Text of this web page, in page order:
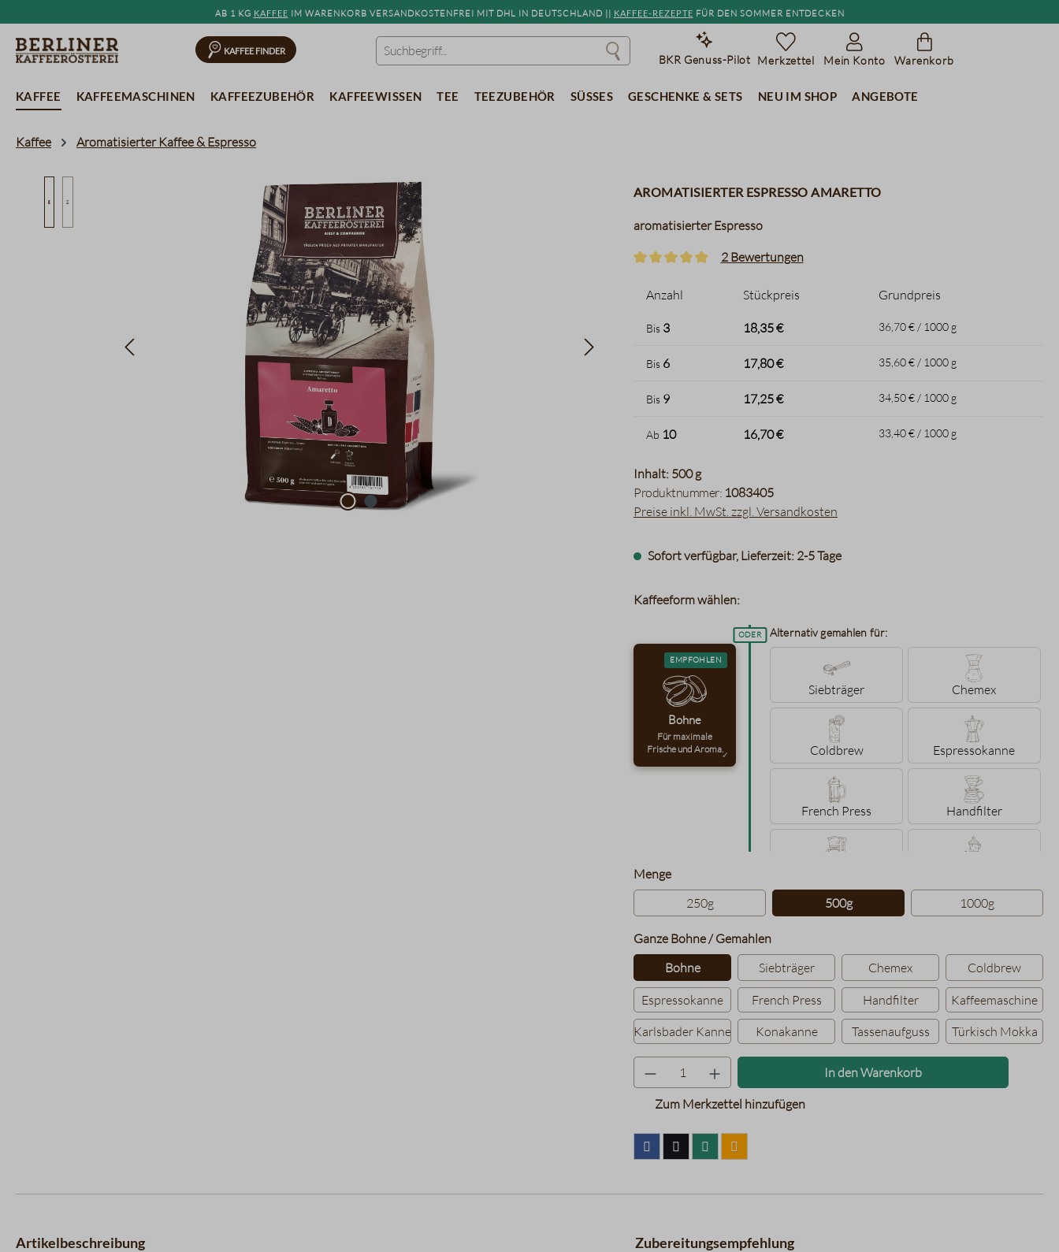
Zur Hauptnavigation springenAb 1 kg Kaffee im Warenkorb versandkostenfrei mit DHL in Deutschland || Kaffee-Rezepte für den Sommer entdecken
Kaffee Finder
BKR Genuss-Pilot Merkzettel Mein Konto Warenkorb
Kaffee Kaffeemaschinen Kaffeezubehör Kaffeewissen Tee Teezubehör Süßes Geschenke & Sets Neu im Shop Angebote
Kaffee Aromatisierter Kaffee & Espresso
aromatisierter Espresso Amaretto
aromatisierter Espresso
2 Bewertungen
Anzahl Stückpreis Grundpreis
Bis 3 18,35 € 36,70 € / 1000 g
Bis 6 17,80 € 35,60 € / 1000 g
Bis 9 17,25 € 34,50 € / 1000 g
Ab 10 16,70 € 33,40 € / 1000 g
Inhalt: 500 g
Produktnummer: 1083405
Preise inkl. MwSt. zzgl. Versandkosten
Sofort verfügbar, Lieferzeit: 2-5 Tage
Kaffeeform wählen:
Bohne
Für maximale
Frische und Aroma.
EMPFOHLEN
Alternativ gemahlen für:
Siebträger Chemex
Coldbrew Espressokanne
French Press Handfilter
Türkisch Mokka
Mengeauswählen
250g
500g 1000g
Ganze Bohne / Gemahlenauswählen
Bohne
Siebträger Chemex Coldbrew
Espressokanne French Press Handfilter
Kaffeemaschine
Karlsbader Kanne
Konakanne Tassenaufguss Türkisch Mokka
Produkt Anzahl: Gib den gewünschten
In den Warenkorb
Zum Merkzettel hinzufügen
Artikelbeschreibung
Zubereitungsempfehlung